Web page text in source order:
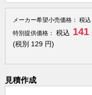
メーカー希望小売価格： 税込
特別提供価格：
税込 141
(税別 129 円)
見積作成